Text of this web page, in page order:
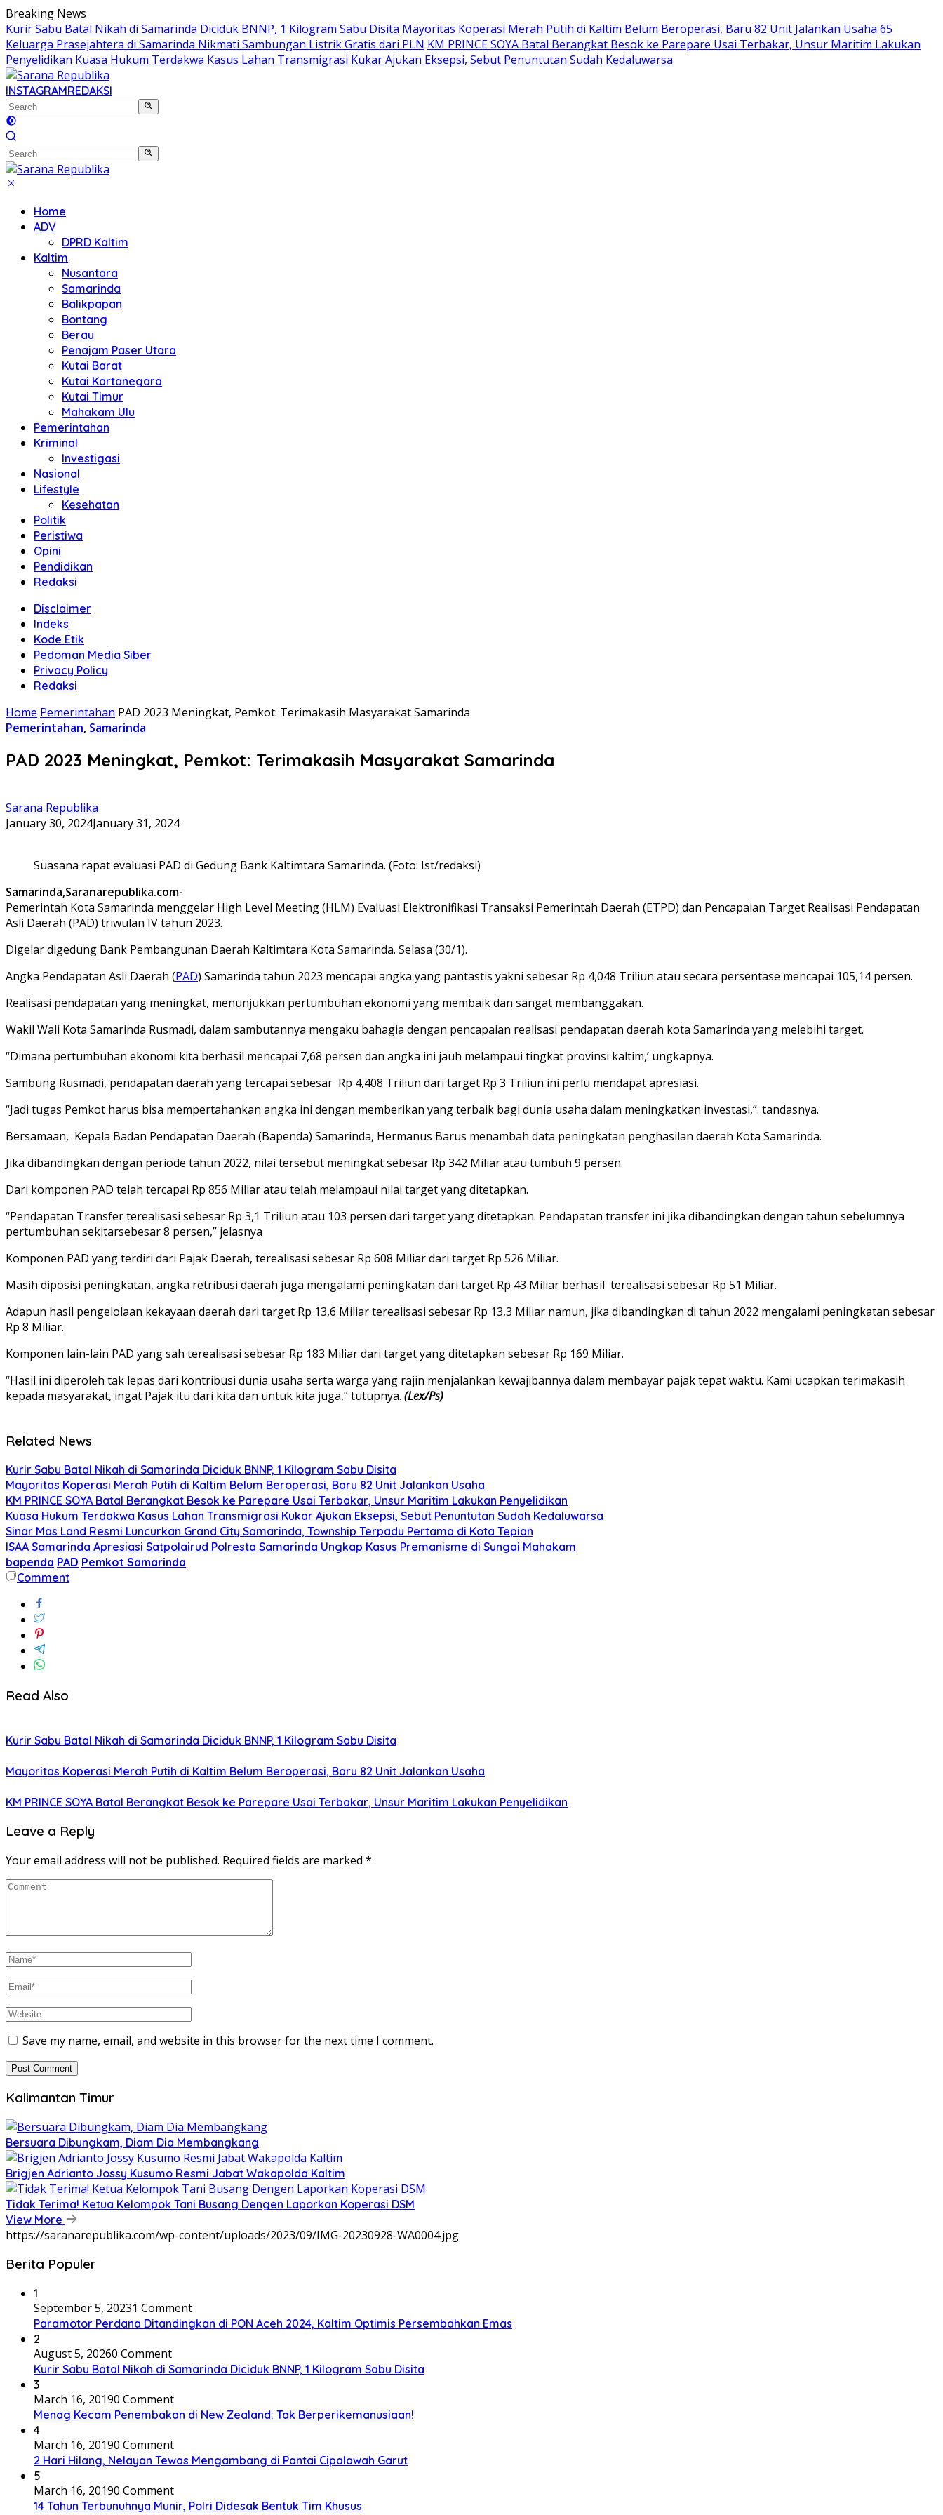
Skip
to
content
Breaking News
Kurir Sabu Batal Nikah di Samarinda Diciduk BNNP, 1 Kilogram Sabu Disita Mayoritas Koperasi Merah Putih di Kaltim Belum Beroperasi, Baru 82 Unit Jalankan Usaha 65
Keluarga Prasejahtera di Samarinda Nikmati Sambungan Listrik Gratis dari PLN KM PRINCE SOYA Batal Berangkat Besok ke Parepare Usai Terbakar, Unsur Maritim Lakukan
Penyelidikan Kuasa Hukum Terdakwa Kasus Lahan Transmigrasi Kukar Ajukan Eksepsi, Sebut Penuntutan Sudah Kedaluwarsa
INSTAGRAMREDAKSI
Home
ADV
DPRD Kaltim
Kaltim
Nusantara
Samarinda
Balikpapan
Bontang
Berau
Penajam Paser Utara
Kutai Barat
Kutai Kartanegara
Kutai Timur
Mahakam Ulu
Pemerintahan
Kriminal
Investigasi
Nasional
Lifestyle
Kesehatan
Politik
Peristiwa
Opini
Pendidikan
Redaksi
Disclaimer
Indeks
Kode Etik
Pedoman Media Siber
Privacy Policy
Redaksi
Home Pemerintahan PAD 2023 Meningkat, Pemkot: Terimakasih Masyarakat Samarinda
Pemerintahan, Samarinda
PAD 2023 Meningkat, Pemkot: Terimakasih Masyarakat Samarinda
Sarana Republika
January 30, 2024January 31, 2024
Suasana rapat evaluasi PAD di Gedung Bank Kaltimtara Samarinda. (Foto: Ist/redaksi)
Samarinda,Saranarepublika.com-
Pemerintah Kota Samarinda menggelar High Level Meeting (HLM) Evaluasi Elektronifikasi Transaksi Pemerintah Daerah (ETPD) dan Pencapaian Target Realisasi Pendapatan
Asli Daerah (PAD) triwulan IV tahun 2023.
Digelar digedung Bank Pembangunan Daerah Kaltimtara Kota Samarinda. Selasa (30/1).
Angka Pendapatan Asli Daerah (PAD) Samarinda tahun 2023 mencapai angka yang pantastis yakni sebesar Rp 4,048 Triliun atau secara persentase mencapai 105,14 persen.
Realisasi pendapatan yang meningkat, menunjukkan pertumbuhan ekonomi yang membaik dan sangat membanggakan.
Wakil Wali Kota Samarinda Rusmadi, dalam sambutannya mengaku bahagia dengan pencapaian realisasi pendapatan daerah kota Samarinda yang melebihi target.
“Dimana pertumbuhan ekonomi kita berhasil mencapai 7,68 persen dan angka ini jauh melampaui tingkat provinsi kaltim,’ ungkapnya.
Sambung Rusmadi, pendapatan daerah yang tercapai sebesar Rp 4,408 Triliun dari target Rp 3 Triliun ini perlu mendapat apresiasi.
“Jadi tugas Pemkot harus bisa mempertahankan angka ini dengan memberikan yang terbaik bagi dunia usaha dalam meningkatkan investasi,”. tandasnya.
Bersamaan, Kepala Badan Pendapatan Daerah (Bapenda) Samarinda, Hermanus Barus menambah data peningkatan penghasilan daerah Kota Samarinda.
Jika dibandingkan dengan periode tahun 2022, nilai tersebut meningkat sebesar Rp 342 Miliar atau tumbuh 9 persen.
Dari komponen PAD telah tercapai Rp 856 Miliar atau telah melampaui nilai target yang ditetapkan.
“Pendapatan Transfer terealisasi sebesar Rp 3,1 Triliun atau 103 persen dari target yang ditetapkan. Pendapatan transfer ini jika dibandingkan dengan tahun sebelumnya
pertumbuhan sekitarsebesar 8 persen,” jelasnya
Komponen PAD yang terdiri dari Pajak Daerah, terealisasi sebesar Rp 608 Miliar dari target Rp 526 Miliar.
Masih diposisi peningkatan, angka retribusi daerah juga mengalami peningkatan dari target Rp 43 Miliar berhasil terealisasi sebesar Rp 51 Miliar.
Adapun hasil pengelolaan kekayaan daerah dari target Rp 13,6 Miliar terealisasi sebesar Rp 13,3 Miliar namun, jika dibandingkan di tahun 2022 mengalami peningkatan sebesar
Rp 8 Miliar.
Komponen lain-lain PAD yang sah terealisasi sebesar Rp 183 Miliar dari target yang ditetapkan sebesar Rp 169 Miliar.
“Hasil ini diperoleh tak lepas dari kontribusi dunia usaha serta warga yang rajin menjalankan kewajibannya dalam membayar pajak tepat waktu. Kami ucapkan terimakasih
kepada masyarakat, ingat Pajak itu dari kita dan untuk kita juga,” tutupnya. (Lex/Ps)
Related News
Kurir Sabu Batal Nikah di Samarinda Diciduk BNNP, 1 Kilogram Sabu Disita
Mayoritas Koperasi Merah Putih di Kaltim Belum Beroperasi, Baru 82 Unit Jalankan Usaha
KM PRINCE SOYA Batal Berangkat Besok ke Parepare Usai Terbakar, Unsur Maritim Lakukan Penyelidikan
Kuasa Hukum Terdakwa Kasus Lahan Transmigrasi Kukar Ajukan Eksepsi, Sebut Penuntutan Sudah Kedaluwarsa
Sinar Mas Land Resmi Luncurkan Grand City Samarinda, Township Terpadu Pertama di Kota Tepian
ISAA Samarinda Apresiasi Satpolairud Polresta Samarinda Ungkap Kasus Premanisme di Sungai Mahakam
bapenda PAD Pemkot Samarinda
Comment
Read Also
Kurir Sabu Batal Nikah di Samarinda Diciduk BNNP, 1 Kilogram Sabu Disita
Mayoritas Koperasi Merah Putih di Kaltim Belum Beroperasi, Baru 82 Unit Jalankan Usaha
KM PRINCE SOYA Batal Berangkat Besok ke Parepare Usai Terbakar, Unsur Maritim Lakukan Penyelidikan
Leave a Reply
Your email address will not be published. Required fields are marked *
Save my name, email, and website in this browser for the next time I comment.
Kalimantan Timur
Bersuara Dibungkam, Diam Dia Membangkang
Brigjen Adrianto Jossy Kusumo Resmi Jabat Wakapolda Kaltim
Tidak Terima! Ketua Kelompok Tani Busang Dengen Laporkan Koperasi DSM
View More
https://saranarepublika.com/wp-content/uploads/2023/09/IMG-20230928-WA0004.jpg
Berita Populer
1
September 5, 20231 Comment
Paramotor Perdana Ditandingkan di PON Aceh 2024, Kaltim Optimis Persembahkan Emas
2
August 5, 20260 Comment
Kurir Sabu Batal Nikah di Samarinda Diciduk BNNP, 1 Kilogram Sabu Disita
3
March 16, 20190 Comment
Menag Kecam Penembakan di New Zealand: Tak Berperikemanusiaan!
4
March 16, 20190 Comment
2 Hari Hilang, Nelayan Tewas Mengambang di Pantai Cipalawah Garut
5
March 16, 20190 Comment
14 Tahun Terbunuhnya Munir, Polri Didesak Bentuk Tim Khusus